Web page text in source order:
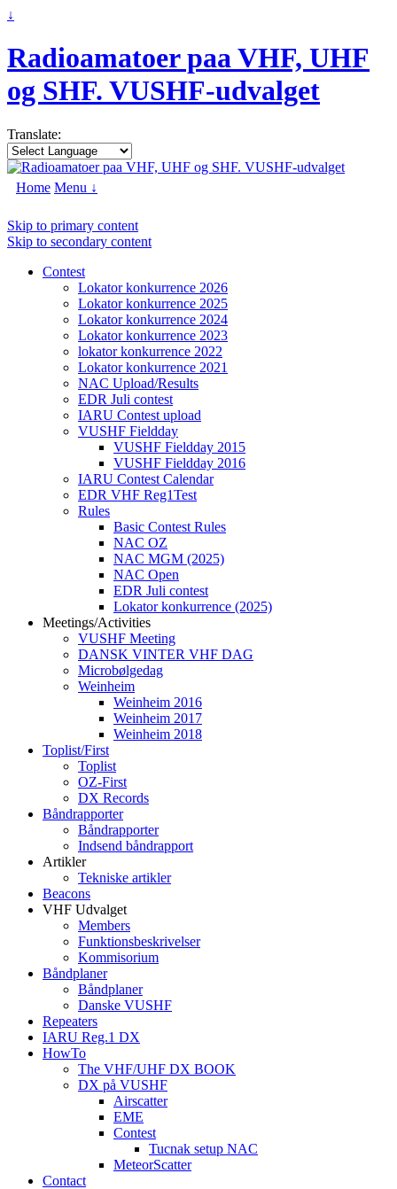
↓
Radioamatoer paa VHF, UHF
og SHF. VUSHF-udvalget
Translate:
Home Menu ↓
Skip to primary content
Skip to secondary content
Contest
Lokator konkurrence 2026
Lokator konkurrence 2025
Lokator konkurrence 2024
Lokator konkurrence 2023
lokator konkurrence 2022
Lokator konkurrence 2021
NAC Upload/Results
EDR Juli contest
IARU Contest upload
VUSHF Fieldday
VUSHF Fieldday 2015
VUSHF Fieldday 2016
IARU Contest Calendar
EDR VHF Reg1Test
Rules
Basic Contest Rules
NAC OZ
NAC MGM (2025)
NAC Open
EDR Juli contest
Lokator konkurrence (2025)
Meetings/Activities
VUSHF Meeting
DANSK VINTER VHF DAG
Microbølgedag
Weinheim
Weinheim 2016
Weinheim 2017
Weinheim 2018
Toplist/First
Toplist
OZ-First
DX Records
Båndrapporter
Båndrapporter
Indsend båndrapport
Artikler
Tekniske artikler
Beacons
VHF Udvalget
Members
Funktionsbeskrivelser
Kommisorium
Båndplaner
Båndplaner
Danske VUSHF
Repeaters
IARU Reg.1 DX
HowTo
The VHF/UHF DX BOOK
DX på VUSHF
Airscatter
EME
Contest
Tucnak setup NAC
MeteorScatter
Contact